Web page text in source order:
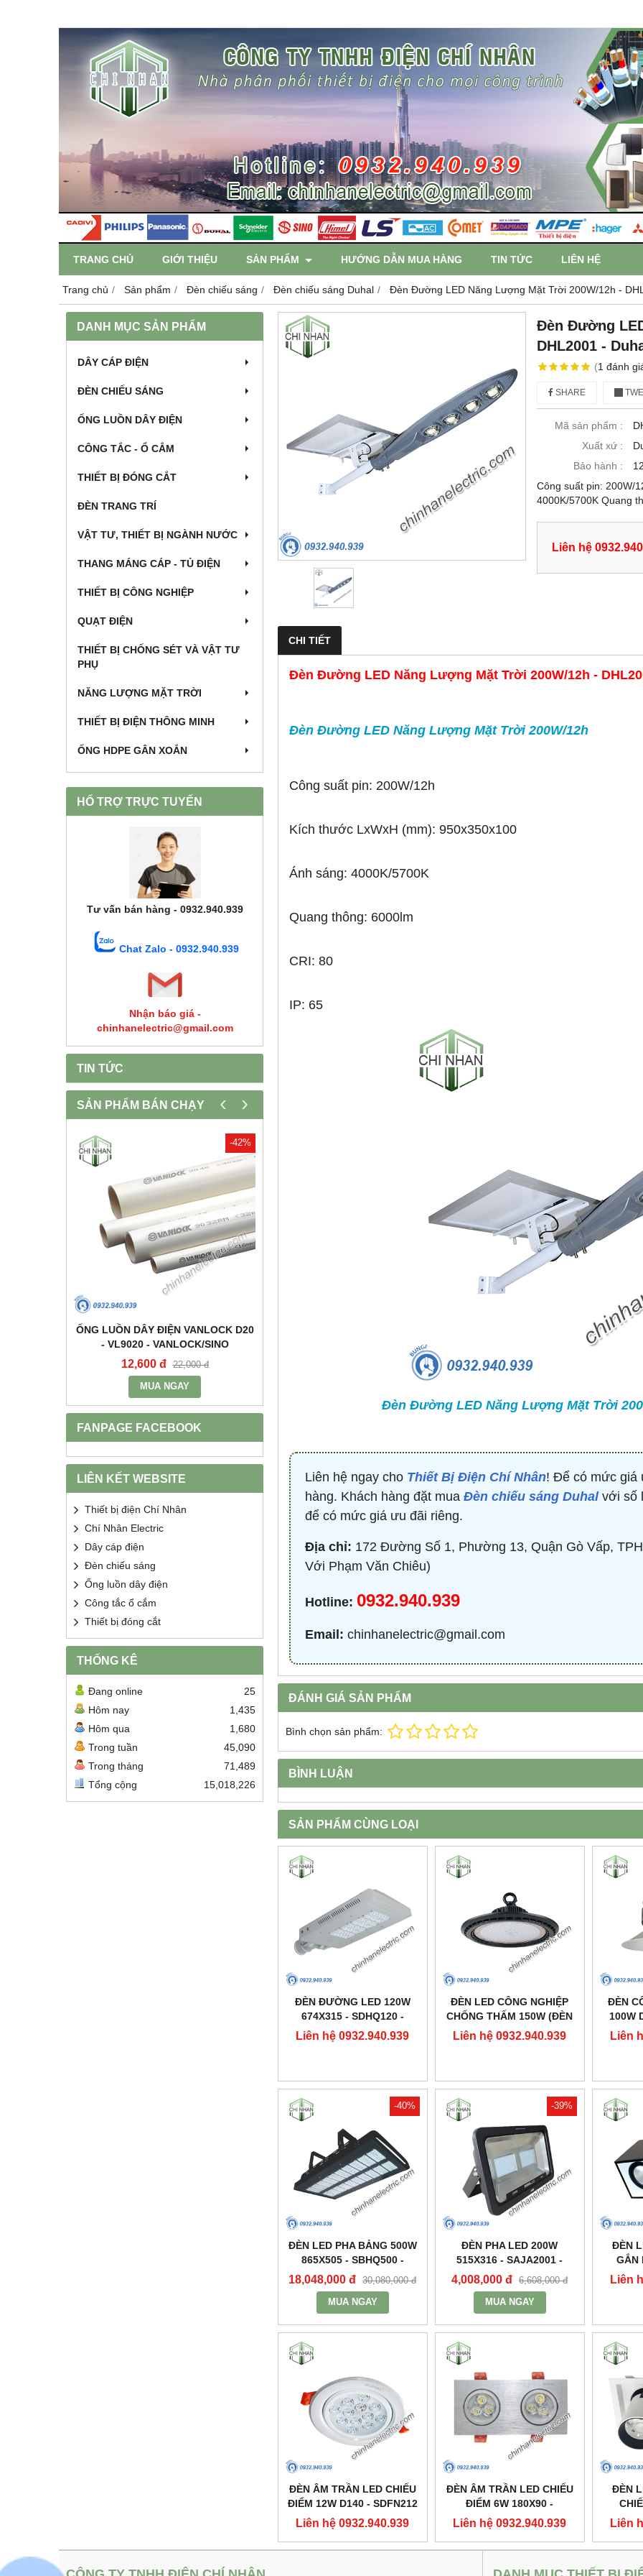
TRANG CHỦ GIỚI THIỆU SẢN PHẨM HƯỚNG DẪN MUA HÀNG TIN TỨC LIÊN HỆ
Trang chủ Sản phẩm Đèn chiếu sáng Đèn chiếu sáng Duhal Đèn Đường LED Năng Lượng Mặt Trời 200W/12h -
DANH MỤC SẢN PHẨM
DÂY CÁP ĐIỆN
ĐÈN CHIẾU SÁNG
ỐNG LUỒN DÂY ĐIỆN
CÔNG TẮC - Ổ CẮM
THIẾT BỊ ĐÓNG CẮT
ĐÈN TRANG TRÍ
VẬT TƯ, THIẾT BỊ NGÀNH NƯỚC
THANG MÁNG CÁP - TỦ ĐIỆN
THIẾT BỊ CÔNG NGHIỆP
QUẠT ĐIỆN
THIẾT BỊ CHỐNG SÉT VÀ VẬT TƯ
PHỤ
NĂNG LƯỢNG MẶT TRỜI
THIẾT BỊ ĐIỆN THÔNG MINH
ỐNG HDPE GÂN XOẮN
HỔ TRỢ TRỰC TUYẾN
Tư vấn bán hàng - 0932.940.939
Chat Zalo - 0932.940.939
Nhận báo giá -
chinhanelectric@gmail.com
TIN TỨC
SẢN PHẨM BÁN CHẠY
-42%
ỐNG LUỒN DÂY ĐIỆN VANLOCK D20
- VL9020 - VANLOCK/SINO
12,600 đ 22,000 đ
MUA NGAY
HDCAP304500203 - HIMEL
1,479,000 đ
BỘ ĐIỀU KHIỂN TỤ BÙ 380V 4 CẤP -
HJKL5CQ4S - HIMEL
876,645 đ
‹ ›
FANPAGE FACEBOOK
LIÊN KẾT WEBSITE
Thiết bị điện Chí Nhân
Chí Nhân Electric
Dây cáp điện
Đèn chiếu sáng
Ống luồn dây điện
Công tắc ổ cắm
Thiết bị đóng cắt
THỐNG KÊ
Đang online
25
Hôm nay
1,435
Hôm qua
1,680
Trong tuần
45,090
Trong tháng
71,489
Tổng cộng
15,018,226
Đèn Đường
DHL2001 -
(1 đánh
SHARE
Mã sản phẩm :
Xuất xứ :
Bảo hành :
Công suất pin: 200W/
4000K/5700K Quang
Liên hệ
CHI TIẾT
Đèn Đường LED Năng Lượng Mặt Trời 200W/12h -
Đèn Đường LED Năng Lượng Mặt Trời 200W/12h
Công suất pin: 200W/12h
Kích thước LxWxH (mm): 950x350x100
Ánh sáng: 4000K/5700K
Quang thông: 6000lm
CRI: 80
IP: 65
Đèn Đường LED Năng Lượng Mặt Trời
Liên hệ ngay cho Thiết Bị Điện Chí Nhân! Để có mức giá
hàng. Khách hàng đặt mua Đèn chiếu sáng Duhalvới số
để có mức giá ưu đãi riêng.
Địa chỉ: 172 Đường Số 1, Phường 13, Quận Gò Vấp,
Với Phạm Văn Chiêu)
Hotline: 0932.940.939
Email: chinhanelectric@gmail.com
ĐÁNH GIÁ SẢN PHẨM
Bình chọn sản phẩm:
BÌNH LUẬN
SẢN PHẨM CÙNG LOẠI
ĐÈN ĐƯỜNG LED 120W
674X315 - SDHQ120 -
DUHAL
Liên hệ 0932.940.939
ĐÈN LED CÔNG NGHIỆP
CHỐNG THẤM 150W (ĐÈN
HIGHBAY NHÀ XƯỞNG) -
DDB150 - DUHAL
Liên hệ 0932.940.939
ĐÈN
100W
Liên
-40%
ĐÈN LED PHA BẢNG 500W
865X505 - SBHQ500 -
DUHAL
18,048,000 đ 30,080,000 đ
MUA NGAY
-39%
ĐÈN PHA LED 200W
515X316 - SAJA2001 -
DUHAL
4,008,000 đ 6,608,000 đ
MUA NGAY
ĐÈN
GẮN
2X30W
Liên
ĐÈN ÂM TRẦN LED CHIẾU
ĐIỂM 12W D140 - SDFN212
- DUHAL
Liên hệ 0932.940.939
ĐÈN ÂM TRẦN LED CHIẾU
ĐIỂM 6W 180X90 -
SDFC202 - DUHAL
Liên hệ 0932.940.939
ĐÈN
Liên